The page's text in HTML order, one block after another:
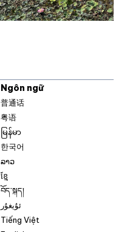
Ngôn ngữ
普通话
粤语
မြန်မာ
한국어
ລາວ
ខ្មែ
བོད་སྐད།
ئۇيغۇر
Tiếng Việt